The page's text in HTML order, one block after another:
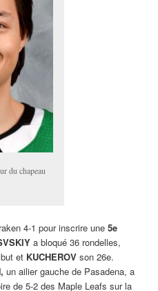
du chapeau
4-1 pour inscrire une 5e
a bloqué 36 rondelles,
et KUCHEROVson 26e.
un ailier gauche de Pasadena, a
de 5-2 des Maple Leafs sur la